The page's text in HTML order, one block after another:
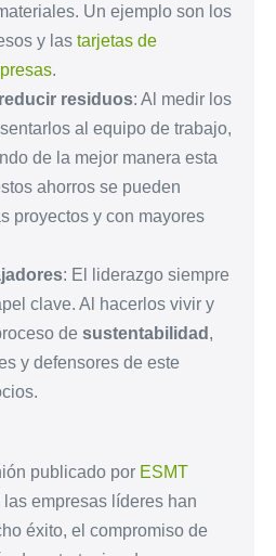
Un ejemplo son los
y las tarjetas de
.
residuos: Al medir los
al equipo de trabajo,
de la mejor manera esta
ahorros se pueden
proyectos y con mayores
: El liderazgo siempre
clave. Al hacerlos vivir y
de sustentabilidad ,
y defensores de este
publicado por ESMT
empresas líderes han
éxito, el compromiso de